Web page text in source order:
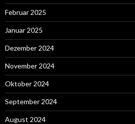
Februar 2025
Januar 2025
Dezember 2024
November 2024
Oktober 2024
September 2024
August 2024